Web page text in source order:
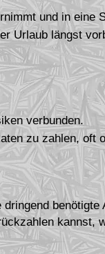
und in eine
Urlaub längst
verbunden.
zu zahlen, oft
kannst,